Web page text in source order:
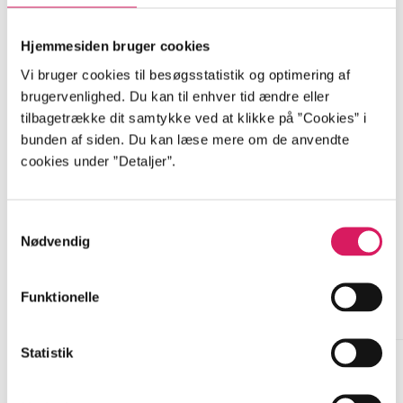
Hjemmesiden bruger cookies
Vi bruger cookies til besøgsstatistik og optimering af
brugervenlighed. Du kan til enhver tid ændre eller
tilbagetrække dit samtykke ved at klikke på ”Cookies” i
bunden af siden. Du kan læse mere om de anvendte
cookies under ”Detaljer”.
Nødvendig
Funktionelle
Statistik
...
...
Gå til serien